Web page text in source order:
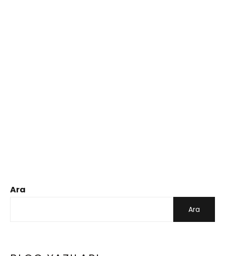
Ara
Ara